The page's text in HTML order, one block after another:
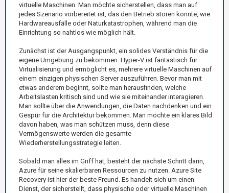
virtuelle Maschinen. Man möchte sicherstellen, dass man auf
jedes Szenario vorbereitet ist, das den Betrieb stören könnte, wie
Hardwareausfälle oder Naturkatastrophen, während man die
Einrichtung so nahtlos wie möglich hält.
Zunächst ist der Ausgangspunkt, ein solides Verständnis für die
eigene Umgebung zu bekommen. Hyper-V ist fantastisch für
Virtualisierung und ermöglicht es, mehrere virtuelle Maschinen auf
einem einzigen physischen Server auszuführen. Bevor man mit
etwas anderem beginnt, sollte man herausfinden, welche
Arbeitslasten kritisch sind und wie sie miteinander interagieren.
Man sollte über die Anwendungen, die Daten nachdenken und ein
Gespür für die Architektur bekommen. Man möchte ein klares Bild
davon haben, was man schützen muss, denn diese
Vermögenswerte werden die gesamte
Wiederherstellungsstrategie leiten.
Sobald man alles im Griff hat, besteht der nächste Schritt darin,
Azure für seine skalierbaren Ressourcen zu nutzen. Azure Site
Recovery ist hier der beste Freund. Es handelt sich um einen
Dienst, der sicherstellt, dass physische oder virtuelle Maschinen